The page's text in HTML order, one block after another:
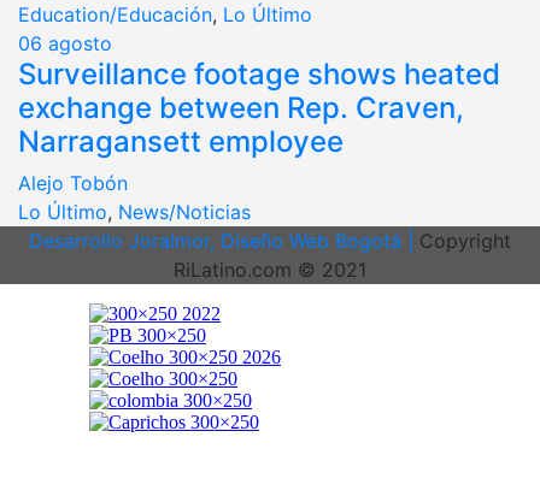
Education/Educación, Lo Último
06 agosto
Surveillance footage shows heated
exchange between Rep. Craven,
Narragansett employee
Alejo Tobón
Lo Último, News/Noticias
Desarrollo Joralmor, Diseño Web Bogotá | Copyright
RiLatino.com © 2021